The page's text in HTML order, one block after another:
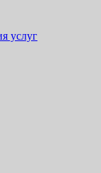
услуг